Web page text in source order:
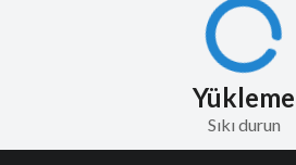
Yükleme
Sıkı durun